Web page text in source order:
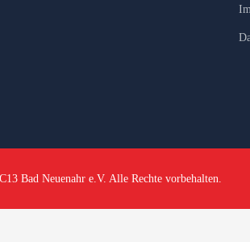
Bad Neuenahr e.V. Alle Rechte vorbehalten.